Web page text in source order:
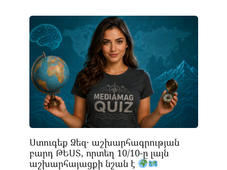
Ստուգեք Ձեզ․ աշխարհագրության
բարդ ԹԵՍՏ, որտեղ 10/10-ը լայն
աշխարհայացքի նշան է